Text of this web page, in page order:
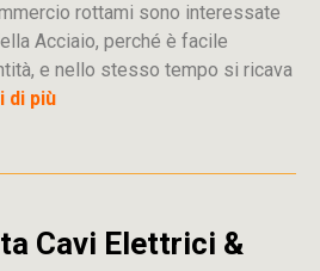
rottami sono interessate
Acciaio, perché è facile
e nello stesso tempo si ricava
di più
Cavi Elettrici &